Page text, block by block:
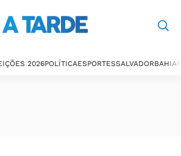
2026POLÍTICAESPORTESSALVADORBAHIA